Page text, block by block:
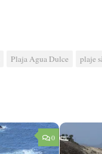
Plaja Agua Dulce plaje
0